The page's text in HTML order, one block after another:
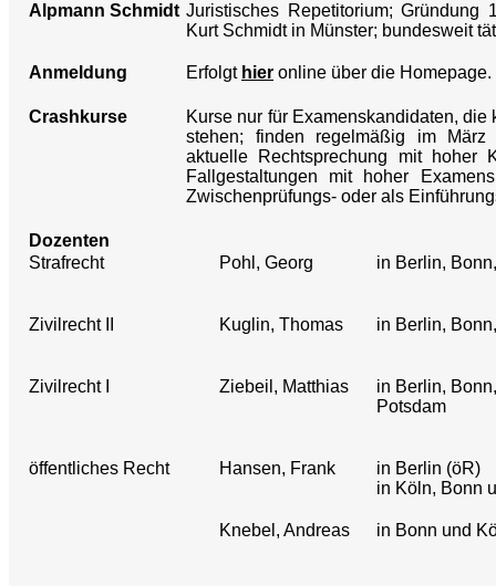
Alpmann Schmidt Juristisches Repetitorium; Gründung
Kurt Schmidt in Münster; bundesweit
Anmeldung Erfolgt hier online über die Homepage.
Crashkurse
Kurse nur für Examenskandidaten,
stehen; finden regelmäßig im März
aktuelle Rechtsprechung mit hoher
Fallgestaltungen mit hoher
Zwischenprüfungs- oder als
Dozenten
Strafrecht
Pohl, Georg in Berlin,
Zivilrecht II Kuglin, Thomas in Berlin,
Zivilrecht I Ziebeil, Matthias
in Berlin,
Potsdam
öffentliches Recht Hansen, Frank
in Berlin (öR)
in Köln, Bonn
Knebel, Andreas in Bonn und